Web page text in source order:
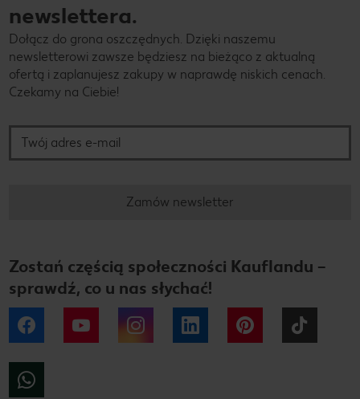
newslettera.
Dołącz do grona oszczędnych. Dzięki naszemu
newsletterowi zawsze będziesz na bieżąco z aktualną
ofertą i zaplanujesz zakupy w naprawdę niskich cenach.
Czekamy na Ciebie!
Zamów newsletter
Zostań częścią społeczności Kauflandu –
sprawdź, co u nas słychać!
Facebook YouTube Instagram LinkedIn Pinterest